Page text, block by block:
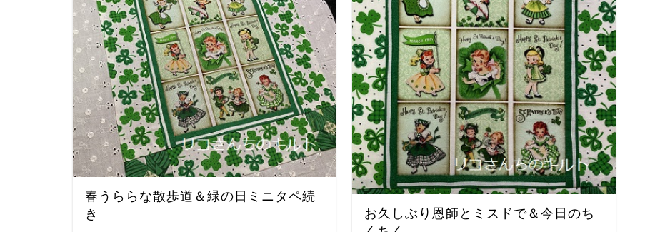
春うららな散歩道＆緑の日ミニタペ続
き
お久しぶり恩師とミスドで＆今日のち